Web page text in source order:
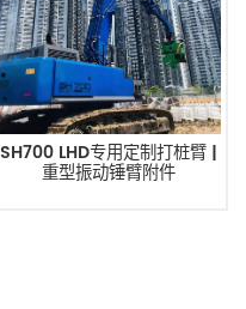
SH700 LHD专用定制打桩臂 |
重型振动锤臂附件